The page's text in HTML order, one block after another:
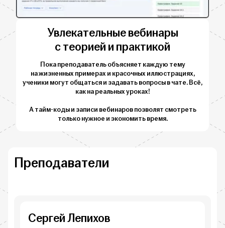
Увлекательные вебинары
с теорией и практикой
Пока преподаватель объясняет каждую тему
на жизненных примерах и красочных иллюстрациях,
ученики могут общаться и задавать вопросы в чате. Всё,
как на реальных уроках!
А тайм-коды и записи вебинаров позволят смотреть
только нужное и экономить время.
Преподаватели
Сергей Лепихов